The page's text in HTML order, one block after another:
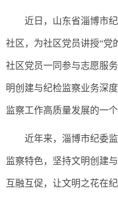
近日，山东省淄博市纪
社区，为社区党员讲授“党
社区党员一同参与志愿服
明创建与纪检监察业务深
监察工作高质量发展的一个
近年来，淄博市纪委监
监察特色，坚持文明创建
互融互促，让文明之花在